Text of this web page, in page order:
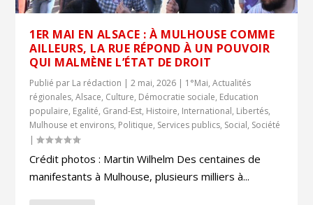
1ER MAI EN ALSACE : À MULHOUSE COMME
AILLEURS, LA RUE RÉPOND À UN POUVOIR
QUI MALMÈNE L’ÉTAT DE DROIT
Publié par La rédaction |2 mai, 2026 | 1°Mai,Actualités
régionales,Alsace, Culture, Démocratie sociale, Education
populaire, Egalité, Grand-Est, Histoire, International, Libertés,
Mulhouse et environs, Politique, Services publics, Social, Société
|
Crédit photos : Martin Wilhelm Des centaines de
manifestants à Mulhouse, plusieurs milliers à...